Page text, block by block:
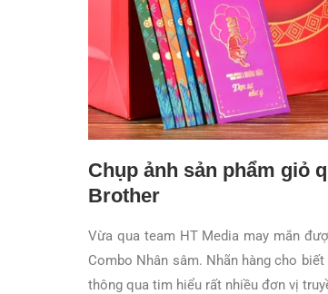
Chụp ảnh sản phẩm giỏ
Brother
Vừa qua team HT Media may mắn
Combo Nhân sâm. Nhãn hàng cho
thông qua tim hiểu rất nhiều đơn vị